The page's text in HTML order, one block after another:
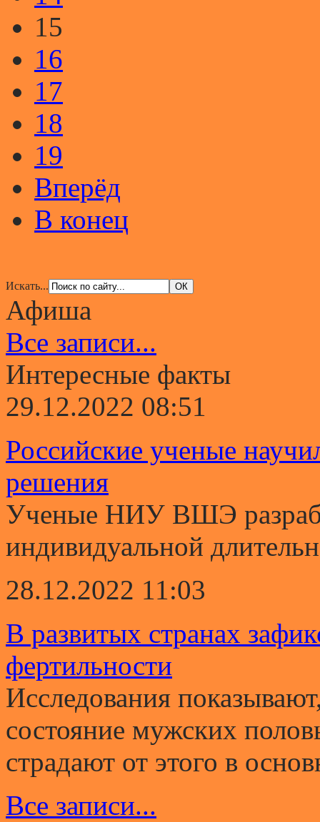
15
16
17
18
19
Вперёд
В конец
Искать...
Афиша
Все записи...
Интересные факты
29.12.2022 08:51
Российские ученые
решения
Ученые НИУ ВШЭ
индивидуальной
28.12.2022 11:03
В развитых странах
фертильности
Исследования
состояние мужских
страдают от этого в
Все записи...